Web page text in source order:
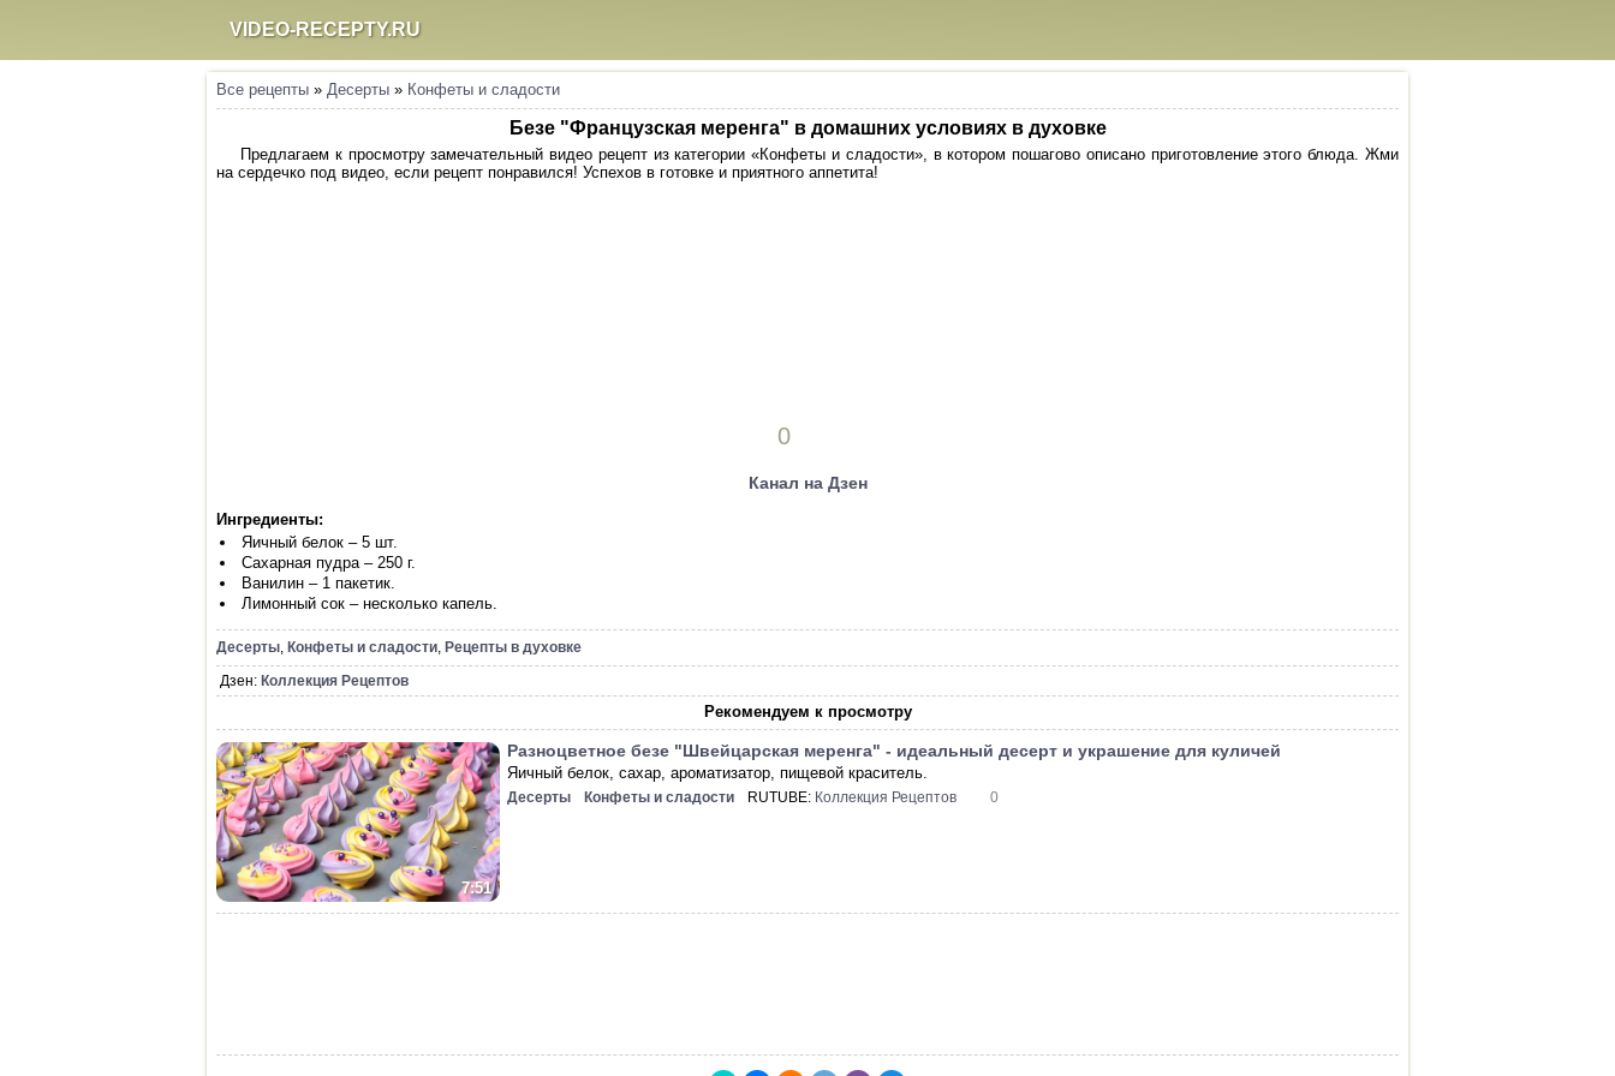
VIDEO-RECEPTY.RU
Все рецепты » Десерты » Конфеты и сладости
Безе "Французская меренга" в домашних условиях в духовке
Предлагаем к просмотру замечательный видео рецепт из категории «Конфеты и сладости», в котором пошагово описано приготовление этого блюда. Жми
на сердечко под видео, если рецепт понравился! Успехов в готовке и приятного аппетита!
0
Канал на Дзен
Ингредиенты:
Яичный белок – 5 шт.
Сахарная пудра – 250 г.
Ванилин – 1 пакетик.
Лимонный сок – несколько капель.
Десерты, Конфеты и сладости, Рецепты в духовке
Дзен: Коллекция Рецептов
Рекомендуем к просмотру
7:51
Разноцветное безе "Швейцарская меренга" - идеальный десерт и украшение для куличей
Яичный белок, сахар, ароматизатор, пищевой краситель.
Десерты Конфеты и сладости RUTUBE: Коллекция Рецептов 0